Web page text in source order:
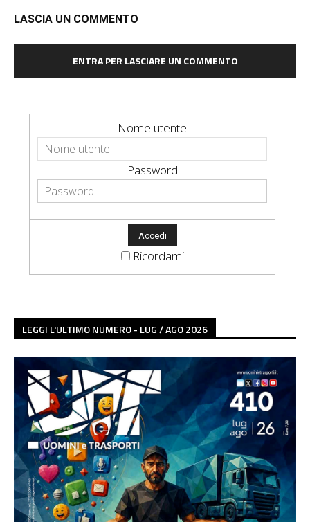
LASCIA UN COMMENTO
ENTRA PER LASCIARE UN COMMENTO
Nome utente
Password
Ricordami
LEGGI L'ULTIMO NUMERO - LUG / AGO 2026